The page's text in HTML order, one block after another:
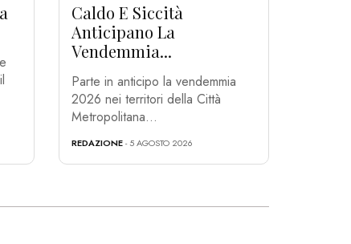
Caldo E Siccità
Anticipano La
Vendemmia...
Parte in anticipo la vendemmia
2026 nei territori della Città
Metropolitana...
REDAZIONE- 5 AGOSTO 2026